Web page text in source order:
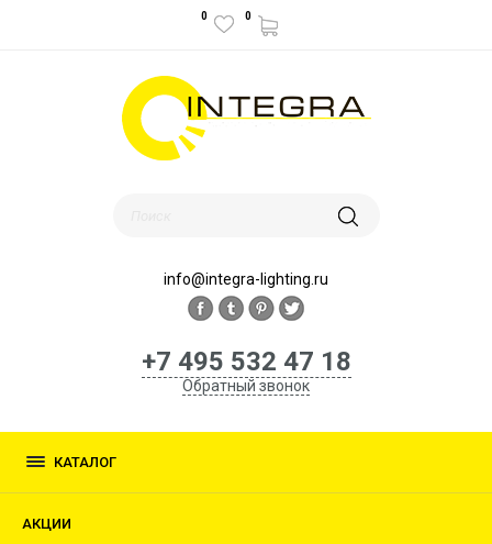
0 0
info@integra-lighting.ru
+7 495 532 47 18
Обратный звонок
КАТАЛОГ
АКЦИИ